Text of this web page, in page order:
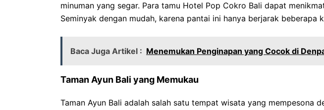
minuman yang segar. Para tamu Hotel Pop Cokro Bali dapat
Seminyak dengan mudah, karena pantai ini hanya berjarak beberapa
Baca Juga Artikel : Menemukan Penginapan yang Cocok di
Taman Ayun Bali yang Memukau
Taman Ayun Bali adalah salah satu tempat wisata yang mempesona